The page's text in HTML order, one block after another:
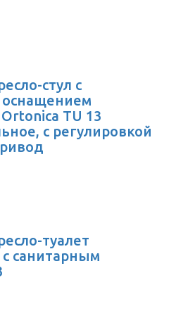
стул с
TU 13
с регулировкой
туалет
санитарным